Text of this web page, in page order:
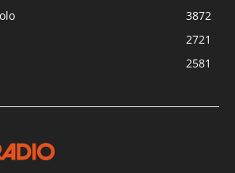
3872
2721
2581